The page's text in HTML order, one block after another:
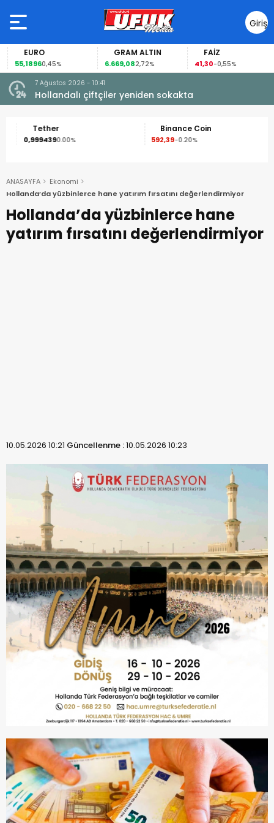
Giriş
Yap
EURO
55,18960,45%
GRAM ALTIN
6.669,082,72%
FAİZ
41,30-0,55%
şoke
7 Ağustos 2026 - 10:41
Hollandalı çiftçiler yeniden sokakta
Tether
0,9994390.00%
Binance Coin
592,39-0.20%
ANASAYFA
Ekonomi
Hollanda’da yüzbinlerce hane yatırım fırsatını değerlendirmiyor
Hollanda’da yüzbinlerce hane
yatırım fırsatını değerlendirmiyor
10.05.2026 10:21 Güncellenme :10.05.2026 10:23